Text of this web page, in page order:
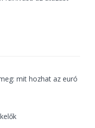
mit hozhat az euró